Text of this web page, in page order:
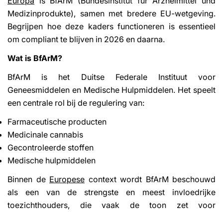
Medizinprodukte), samen met bredere EU-wetgeving.
Begrijpen hoe deze kaders functioneren is essentieel
om compliant te blijven in 2026 en daarna.
Wat is BfArM?
BfArM is het Duitse Federale Instituut voor
Geneesmiddelen en Medische Hulpmiddelen. Het speelt
een centrale rol bij de regulering van:
Farmaceutische producten
Medicinale cannabis
Gecontroleerde stoffen
Medische hulpmiddelen
Binnen de Europese context wordt BfArM beschouwd
als een van de strengste en meest invloedrijke
toezichthouders, die vaak de toon zet voor